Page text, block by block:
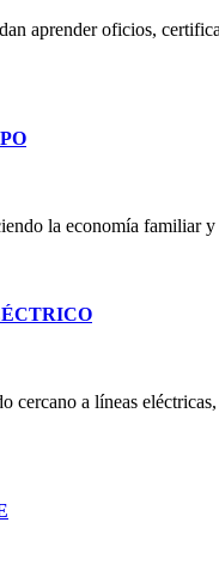
aprender oficios,
la economía familiar
a líneas